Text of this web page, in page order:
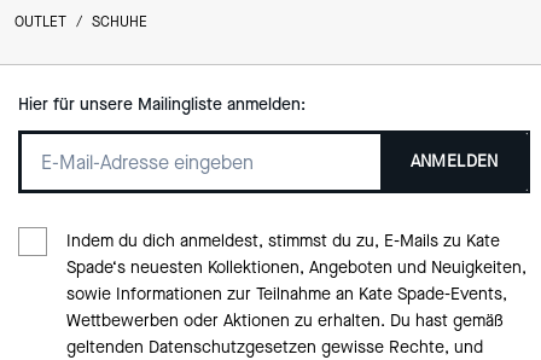
OUTLET / SCHUHE
Hier für unsere Mailingliste anmelden:
ANMELDEN
Indem du dich anmeldest, stimmst du zu, E-Mails zu Kate
Spade‘s neuesten Kollektionen, Angeboten und Neuigkeiten,
sowie Informationen zur Teilnahme an Kate Spade-Events,
Wettbewerben oder Aktionen zu erhalten. Du hast gemäß
geltenden Datenschutzgesetzen gewisse Rechte, und